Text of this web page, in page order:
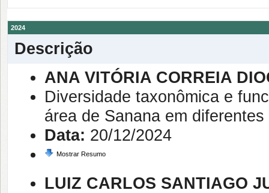
2024
Descrição
ANA VITÓRIA CORREIA
Diversidade taxonômica e
área de Sanana em
Data: 20/12/2024
Mostrar Resumo
LUIZ CARLOS SANTIAGO